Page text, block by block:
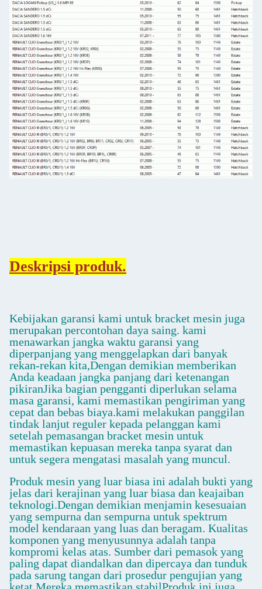
Deskripsi produk.
Kebijakan garansi kami untuk bracket mesin juga
merupakan percontohan daya saing. kami
menawarkan jangka waktu garansi yang
diperpanjang yang menggelapkan dari banyak
rekan-rekan kita,Dengan demikian memberikan
Anda keadaan jangka panjang dari ketenangan
pikiranJika bagian pengganti diperlukan selama
masa garansi, kami memastikan pengiriman yang
cepat dan bebas biaya.kami melakukan panggilan
tindak lanjut reguler kepada pelanggan kami
setelah pemasangan bracket mesin untuk
memastikan kepuasan mereka tanpa syarat dan
untuk segera mengatasi masalah yang muncul.
Produk mesin yang luar biasa ini adalah bukti yang
jelas dari kerajinan yang luar biasa dan keajaiban
teknologi.Dengan demikian menjamin kesesuaian
yang sempurna dan sempurna untuk spektrum
model kendaraan yang luas dan beragam. Kualitas
komponen yang menyusunnya adalah tanpa
kompromi kelas atas. Sumber dari pemasok yang
paling dapat diandalkan dan dipercaya dan tunduk
pada sarung tangan dari prosedur pengujian yang